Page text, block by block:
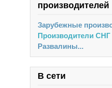
производителей
Зарубежные
Производители СНГ
Развалины...
В сети